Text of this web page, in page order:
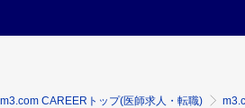
m3.com CAREERトップ(医師求人・転職)